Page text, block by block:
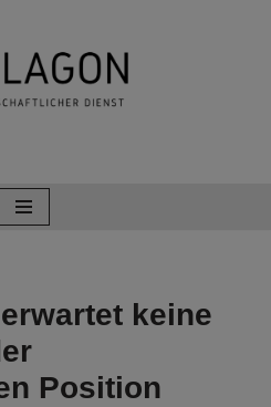
keine
Position